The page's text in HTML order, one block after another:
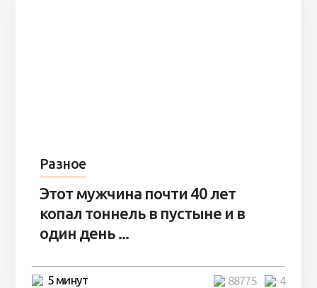
Разное
Этот мужчина почти 40 лет
копал тоннель в пустыне и в
один день ...
5 минут 4
88775